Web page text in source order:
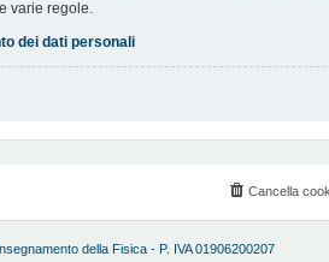
varie regole.
dei dati personali
Cancella
della Fisica - P. IVA 01906200207